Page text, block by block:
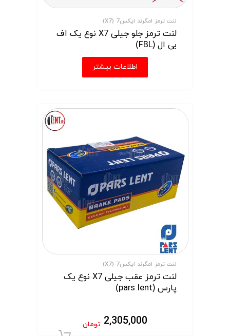
لنت ترمز امگرند ایکس7 (X7)
لنت ترمز جلو جیلی X7 نوع یک اف
بی ال (FBL)
اطلاعات بیشتر
لنت ترمز امگرند ایکس7 (X7)
لنت ترمز عقب جیلی X7 نوع یک
پارس (pars lent)
2,305,000 تومان